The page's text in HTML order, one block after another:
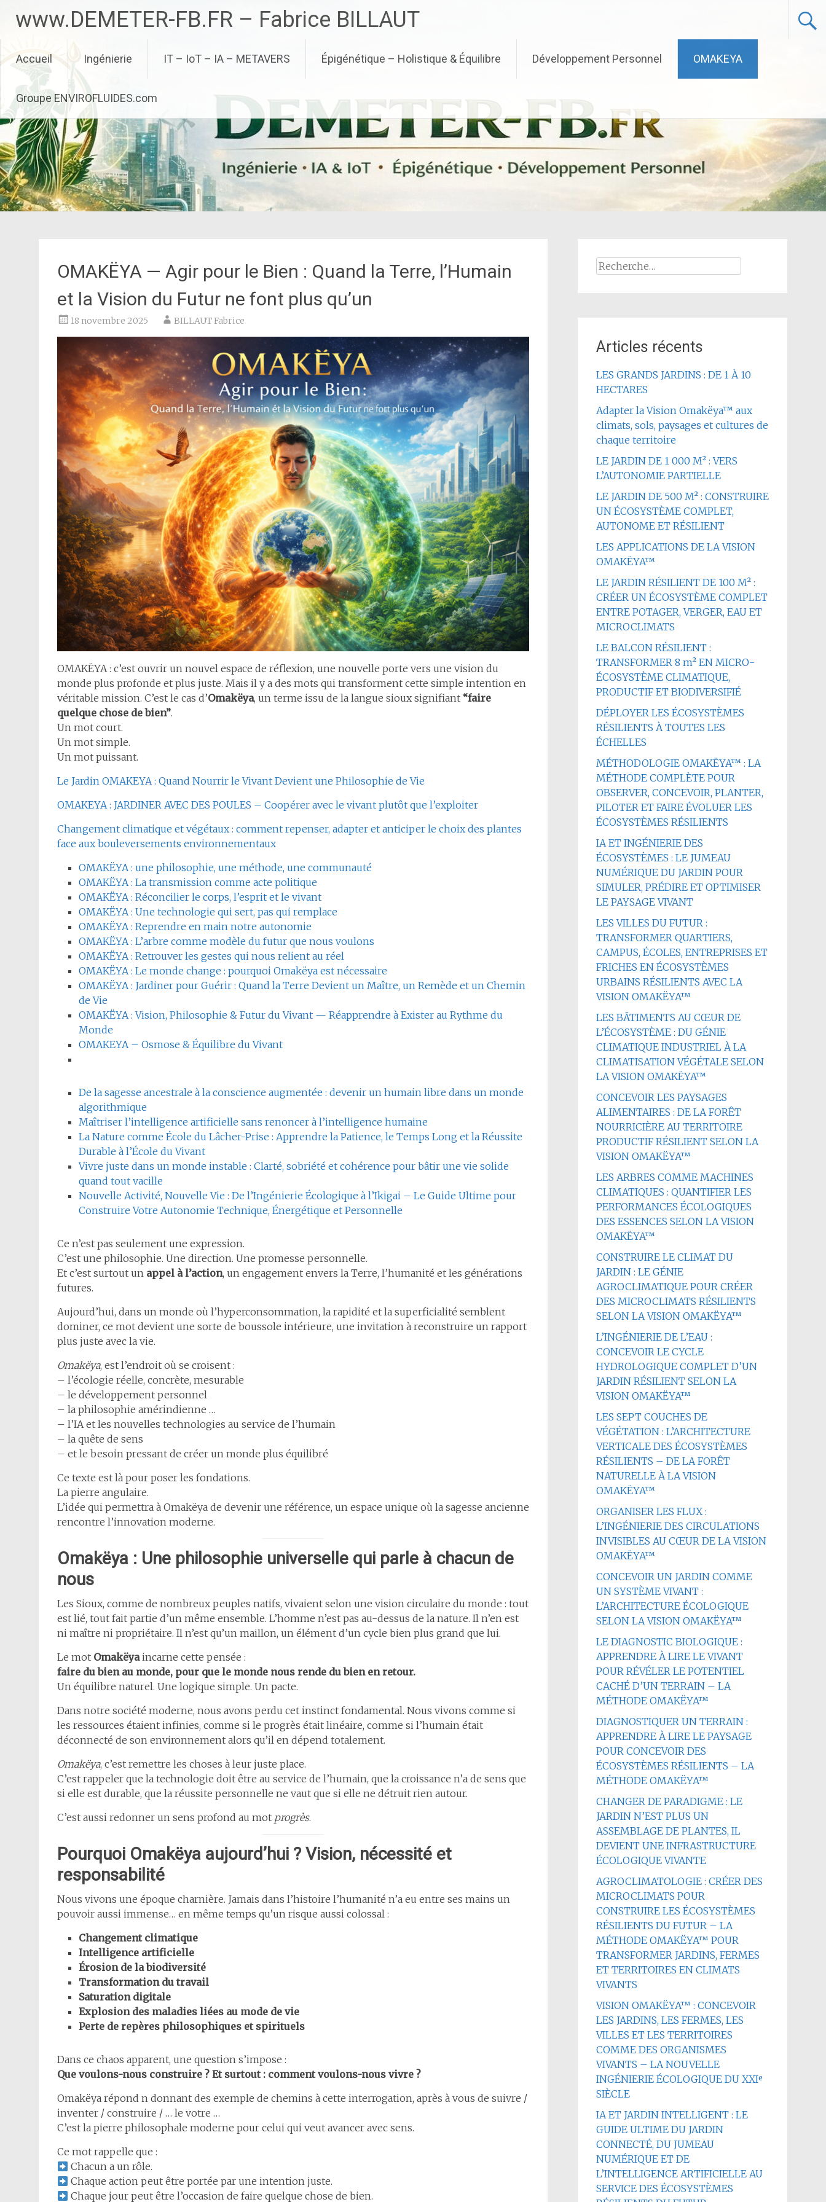
contenu
www.DEMETER-FB.FR – Fabrice BILLAUT
Accueil Ingénierie IT – IoT – IA – METAVERS Épigénétique – Holistique & Équilibre Développement Personnel OMAKEYA
Groupe ENVIROFLUIDES.com
OMAKËYA — Agir pour le Bien : Quand la Terre, l’Humain
et la Vision du Futur ne font plus qu’un
18 novembre 2025 BILLAUT Fabrice
OMAKËYA : c’est ouvrir un nouvel espace de réflexion, une nouvelle porte vers une vision du
monde plus profonde et plus juste. Mais il y a des mots qui transforment cette simple intention en
véritable mission. C’est le cas d’Omakëya, un terme issu de la langue sioux signifiant “faire
quelque chose de bien”.
Un mot court.
Un mot simple.
Un mot puissant.
Le Jardin OMAKEYA : Quand Nourrir le Vivant Devient une Philosophie de Vie
OMAKEYA : JARDINER AVEC DES POULES – Coopérer avec le vivant plutôt que l’exploiter
Changement climatique et végétaux : comment repenser, adapter et anticiper le choix des plantes
face aux bouleversements environnementaux
OMAKËYA : une philosophie, une méthode, une communauté
OMAKËYA : La transmission comme acte politique
OMAKËYA : Réconcilier le corps, l’esprit et le vivant
OMAKËYA : Une technologie qui sert, pas qui remplace
OMAKËYA : Reprendre en main notre autonomie
OMAKËYA : L’arbre comme modèle du futur que nous voulons
OMAKËYA : Retrouver les gestes qui nous relient au réel
OMAKËYA : Le monde change : pourquoi Omakëya est nécessaire
OMAKËYA : Jardiner pour Guérir : Quand la Terre Devient un Maître, un Remède et un Chemin
de Vie
OMAKËYA : Vision, Philosophie & Futur du Vivant — Réapprendre à Exister au Rythme du
Monde
OMAKEYA – Osmose & Équilibre du Vivant
De la sagesse ancestrale à la conscience augmentée : devenir un humain libre dans un monde
algorithmique
Maîtriser l’intelligence artificielle sans renoncer à l’intelligence humaine
La Nature comme École du Lâcher-Prise : Apprendre la Patience, le Temps Long et la Réussite
Durable à l’École du Vivant
Vivre juste dans un monde instable : Clarté, sobriété et cohérence pour bâtir une vie solide
quand tout vacille
Nouvelle Activité, Nouvelle Vie : De l’Ingénierie Écologique à l’Ikigai – Le Guide Ultime pour
Construire Votre Autonomie Technique, Énergétique et Personnelle
Ce n’est pas seulement une expression.
C’est une philosophie. Une direction. Une promesse personnelle.
Et c’est surtout un appel à l’action, un engagement envers la Terre, l’humanité et les générations
futures.
Aujourd’hui, dans un monde où l’hyperconsommation, la rapidité et la superficialité semblent
dominer, ce mot devient une sorte de boussole intérieure, une invitation à reconstruire un rapport
plus juste avec la vie.
Omakëya, est l’endroit où se croisent :
– l’écologie réelle, concrète, mesurable
– le développement personnel
– la philosophie amérindienne …
– l’IA et les nouvelles technologies au service de l’humain
– la quête de sens
– et le besoin pressant de créer un monde plus équilibré
Ce texte est là pour poser les fondations.
La pierre angulaire.
L’idée qui permettra à Omakëya de devenir une référence, un espace unique où la sagesse ancienne
rencontre l’innovation moderne.
Omakëya : Une philosophie universelle qui parle à chacun de
nous
Les Sioux, comme de nombreux peuples natifs, vivaient selon une vision circulaire du monde : tout
est lié, tout fait partie d’un même ensemble. L’homme n’est pas au-dessus de la nature. Il n’en est
ni maître ni propriétaire. Il n’est qu’un maillon, un élément d’un cycle bien plus grand que lui.
Le mot Omakëyaincarne cette pensée :
faire du bien au monde, pour que le monde nous rende du bien en retour.
Un équilibre naturel. Une logique simple. Un pacte.
Dans notre société moderne, nous avons perdu cet instinct fondamental. Nous vivons comme si
les ressources étaient infinies, comme si le progrès était linéaire, comme si l’humain était
déconnecté de son environnement alors qu’il en dépend totalement.
Omakëya, c’est remettre les choses à leur juste place.
C’est rappeler que la technologie doit être au service de l’humain, que la croissance n’a de sens que
si elle est durable, que la réussite personnelle ne vaut que si elle ne détruit rien autour.
C’est aussi redonner un sens profond au mot progrès.
Pourquoi Omakëya aujourd’hui ? Vision, nécessité et
responsabilité
Nous vivons une époque charnière. Jamais dans l’histoire l’humanité n’a eu entre ses mains un
pouvoir aussi immense… en même temps qu’un risque aussi colossal :
Changement climatique
Intelligence artificielle
Érosion de la biodiversité
Transformation du travail
Saturation digitale
Explosion des maladies liées au mode de vie
Perte de repères philosophiques et spirituels
Dans ce chaos apparent, une question s’impose :
Que voulons-nous construire ? Et surtout : comment voulons-nous vivre ?
Omakëya répond n donnant des exemple de chemins à cette interrogation, après à vous de suivre /
inventer / construire / … le votre …
C’est la pierre philosophale moderne pour celui qui veut avancer avec sens.
Ce mot rappelle que :
Chacun a un rôle.
Chaque action peut être portée par une intention juste.
Chaque jour peut être l’occasion de faire quelque chose de bien.
Rechercher :
Articles récents
LES GRANDS JARDINS : DE 1 À 10
HECTARES
Adapter la Vision Omakëya™ aux
climats, sols, paysages et cultures de
chaque territoire
LE JARDIN DE 1 000 M² : VERS
L’AUTONOMIE PARTIELLE
LE JARDIN DE 500 M² : CONSTRUIRE
UN ÉCOSYSTÈME COMPLET,
AUTONOME ET RÉSILIENT
LES APPLICATIONS DE LA VISION
OMAKËYA™
LE JARDIN RÉSILIENT DE 100 M² :
CRÉER UN ÉCOSYSTÈME COMPLET
ENTRE POTAGER, VERGER, EAU ET
MICROCLIMATS
LE BALCON RÉSILIENT :
TRANSFORMER 8 m² EN MICRO-
ÉCOSYSTÈME CLIMATIQUE,
PRODUCTIF ET BIODIVERSIFIÉ
DÉPLOYER LES ÉCOSYSTÈMES
RÉSILIENTS À TOUTES LES
ÉCHELLES
MÉTHODOLOGIE OMAKËYA™ : LA
MÉTHODE COMPLÈTE POUR
OBSERVER, CONCEVOIR, PLANTER,
PILOTER ET FAIRE ÉVOLUER LES
ÉCOSYSTÈMES RÉSILIENTS
IA ET INGÉNIERIE DES
ÉCOSYSTÈMES : LE JUMEAU
NUMÉRIQUE DU JARDIN POUR
SIMULER, PRÉDIRE ET OPTIMISER
LE PAYSAGE VIVANT
LES VILLES DU FUTUR :
TRANSFORMER QUARTIERS,
CAMPUS, ÉCOLES, ENTREPRISES ET
FRICHES EN ÉCOSYSTÈMES
URBAINS RÉSILIENTS AVEC LA
VISION OMAKËYA™
LES BÂTIMENTS AU CŒUR DE
L’ÉCOSYSTÈME : DU GÉNIE
CLIMATIQUE INDUSTRIEL À LA
CLIMATISATION VÉGÉTALE SELON
LA VISION OMAKËYA™
CONCEVOIR LES PAYSAGES
ALIMENTAIRES : DE LA FORÊT
NOURRICIÈRE AU TERRITOIRE
PRODUCTIF RÉSILIENT SELON LA
VISION OMAKËYA™
LES ARBRES COMME MACHINES
CLIMATIQUES : QUANTIFIER LES
PERFORMANCES ÉCOLOGIQUES
DES ESSENCES SELON LA VISION
OMAKËYA™
CONSTRUIRE LE CLIMAT DU
JARDIN : LE GÉNIE
AGROCLIMATIQUE POUR CRÉER
DES MICROCLIMATS RÉSILIENTS
SELON LA VISION OMAKËYA™
L’INGÉNIERIE DE L’EAU :
CONCEVOIR LE CYCLE
HYDROLOGIQUE COMPLET D’UN
JARDIN RÉSILIENT SELON LA
VISION OMAKËYA™
LES SEPT COUCHES DE
VÉGÉTATION : L’ARCHITECTURE
VERTICALE DES ÉCOSYSTÈMES
RÉSILIENTS – DE LA FORÊT
NATURELLE À LA VISION
OMAKËYA™
ORGANISER LES FLUX :
L’INGÉNIERIE DES CIRCULATIONS
INVISIBLES AU CŒUR DE LA VISION
OMAKËYA™
CONCEVOIR UN JARDIN COMME
UN SYSTÈME VIVANT :
L’ARCHITECTURE ÉCOLOGIQUE
SELON LA VISION OMAKËYA™
LE DIAGNOSTIC BIOLOGIQUE :
APPRENDRE À LIRE LE VIVANT
POUR RÉVÉLER LE POTENTIEL
CACHÉ D’UN TERRAIN – LA
MÉTHODE OMAKËYA™
DIAGNOSTIQUER UN TERRAIN :
APPRENDRE À LIRE LE PAYSAGE
POUR CONCEVOIR DES
ÉCOSYSTÈMES RÉSILIENTS – LA
MÉTHODE OMAKËYA™
CHANGER DE PARADIGME : LE
JARDIN N’EST PLUS UN
ASSEMBLAGE DE PLANTES, IL
DEVIENT UNE INFRASTRUCTURE
ÉCOLOGIQUE VIVANTE
AGROCLIMATOLOGIE : CRÉER DES
MICROCLIMATS POUR
CONSTRUIRE LES ÉCOSYSTÈMES
RÉSILIENTS DU FUTUR – LA
MÉTHODE OMAKËYA™ POUR
TRANSFORMER JARDINS, FERMES
ET TERRITOIRES EN CLIMATS
VIVANTS
VISION OMAKËYA™ : CONCEVOIR
LES JARDINS, LES FERMES, LES
VILLES ET LES TERRITOIRES
COMME DES ORGANISMES
VIVANTS – LA NOUVELLE
INGÉNIERIE ÉCOLOGIQUE DU XXIᵉ
SIÈCLE
IA ET JARDIN INTELLIGENT : LE
GUIDE ULTIME DU JARDIN
CONNECTÉ, DU JUMEAU
NUMÉRIQUE ET DE
L’INTELLIGENCE ARTIFICIELLE AU
SERVICE DES ÉCOSYSTÈMES